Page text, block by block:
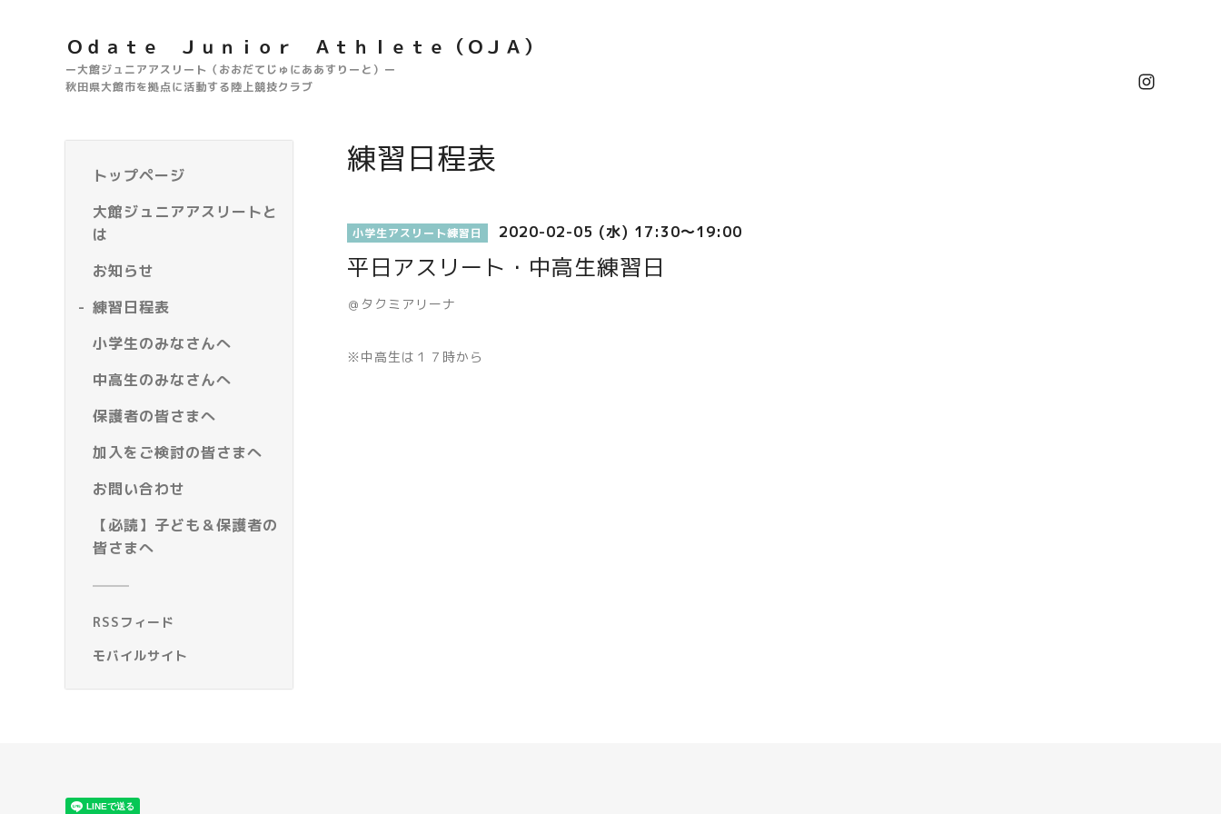
Ｏｄａｔｅ Ｊｕｎｉｏｒ Ａｔｈｌｅｔｅ（ＯＪＡ）
ー大館ジュニアアスリート（おおだてじゅにああすりーと）ー
秋田県大館市を拠点に活動する陸上競技クラブ
トップページ
大館ジュニアアスリートと
は
お知らせ
練習日程表
小学生のみなさんへ
中高生のみなさんへ
保護者の皆さまへ
加入をご検討の皆さまへ
お問い合わせ
【必読】子ども＆保護者の
皆さまへ
RSSフィード
モバイルサイト
練習日程表
小学生アスリート練習日 2020-02-05 (水) 17:30～19:00
平日アスリート・中高生練習日
＠タクミアリーナ
※中高生は１７時から